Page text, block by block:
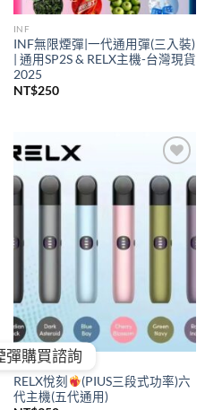
INF
INF無限煙彈|一代通用彈(三入裝)
| 通用SP2S & RELX主機-台灣現貨
2025
NT$250
Add to
wishlist
RELX
RELX悅刻
(PIUS三段式功率)六
代主機(五代通用)
彈購買諮詢